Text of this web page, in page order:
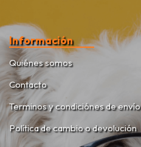
Información
Quiénes somos
Contacto
Terminos y condiciónes de envío
Política de cambio o devolución